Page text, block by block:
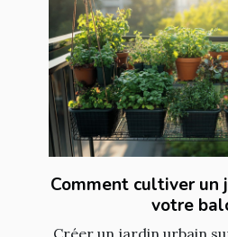
Comment cultiver un
votre